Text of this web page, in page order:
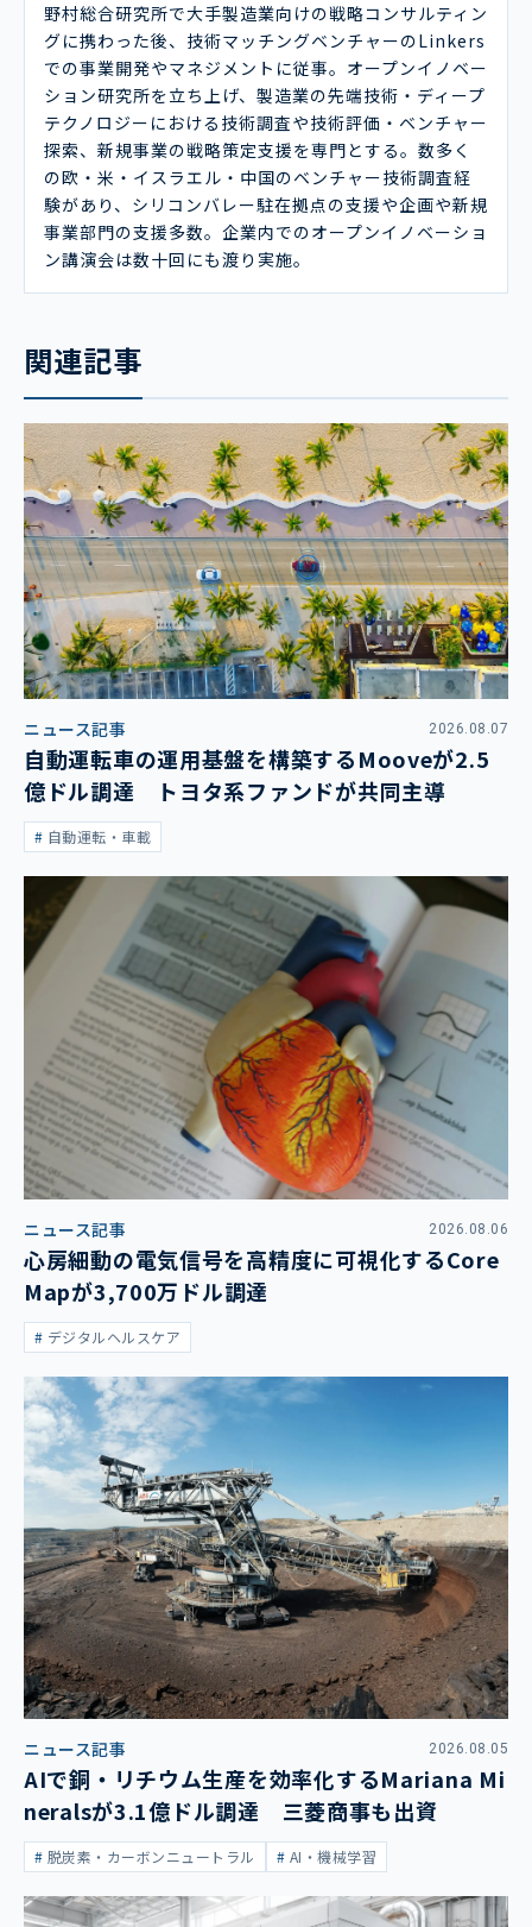
野村総合研究所で大手製造業向けの戦略コンサルティン
グに携わった後、技術マッチングベンチャーのLinkers
での事業開発やマネジメントに従事。オープンイノベー
ション研究所を立ち上げ、製造業の先端技術・ディープ
テクノロジーにおける技術調査や技術評価・ベンチャー
探索、新規事業の戦略策定支援を専門とする。数多く
の欧・米・イスラエル・中国のベンチャー技術調査経
験があり、シリコンバレー駐在拠点の支援や企画や新規
事業部門の支援多数。企業内でのオープンイノベーショ
ン講演会は数十回にも渡り実施。
関連記事
ニュース記事 2026.08.07
自動運転車の運用基盤を構築するMooveが2.5
億ドル調達 トヨタ系ファンドが共同主導
自動運転・車載
ニュース記事 2026.08.06
心房細動の電気信号を高精度に可視化するCore
Mapが3,700万ドル調達
デジタルヘルスケア
ニュース記事 2026.08.05
AIで銅・リチウム生産を効率化するMariana Mi
neralsが3.1億ドル調達 三菱商事も出資
脱炭素・カーボンニュートラル AI・機械学習